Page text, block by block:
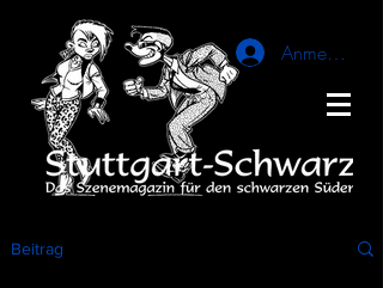
Anmelden
Beitrag